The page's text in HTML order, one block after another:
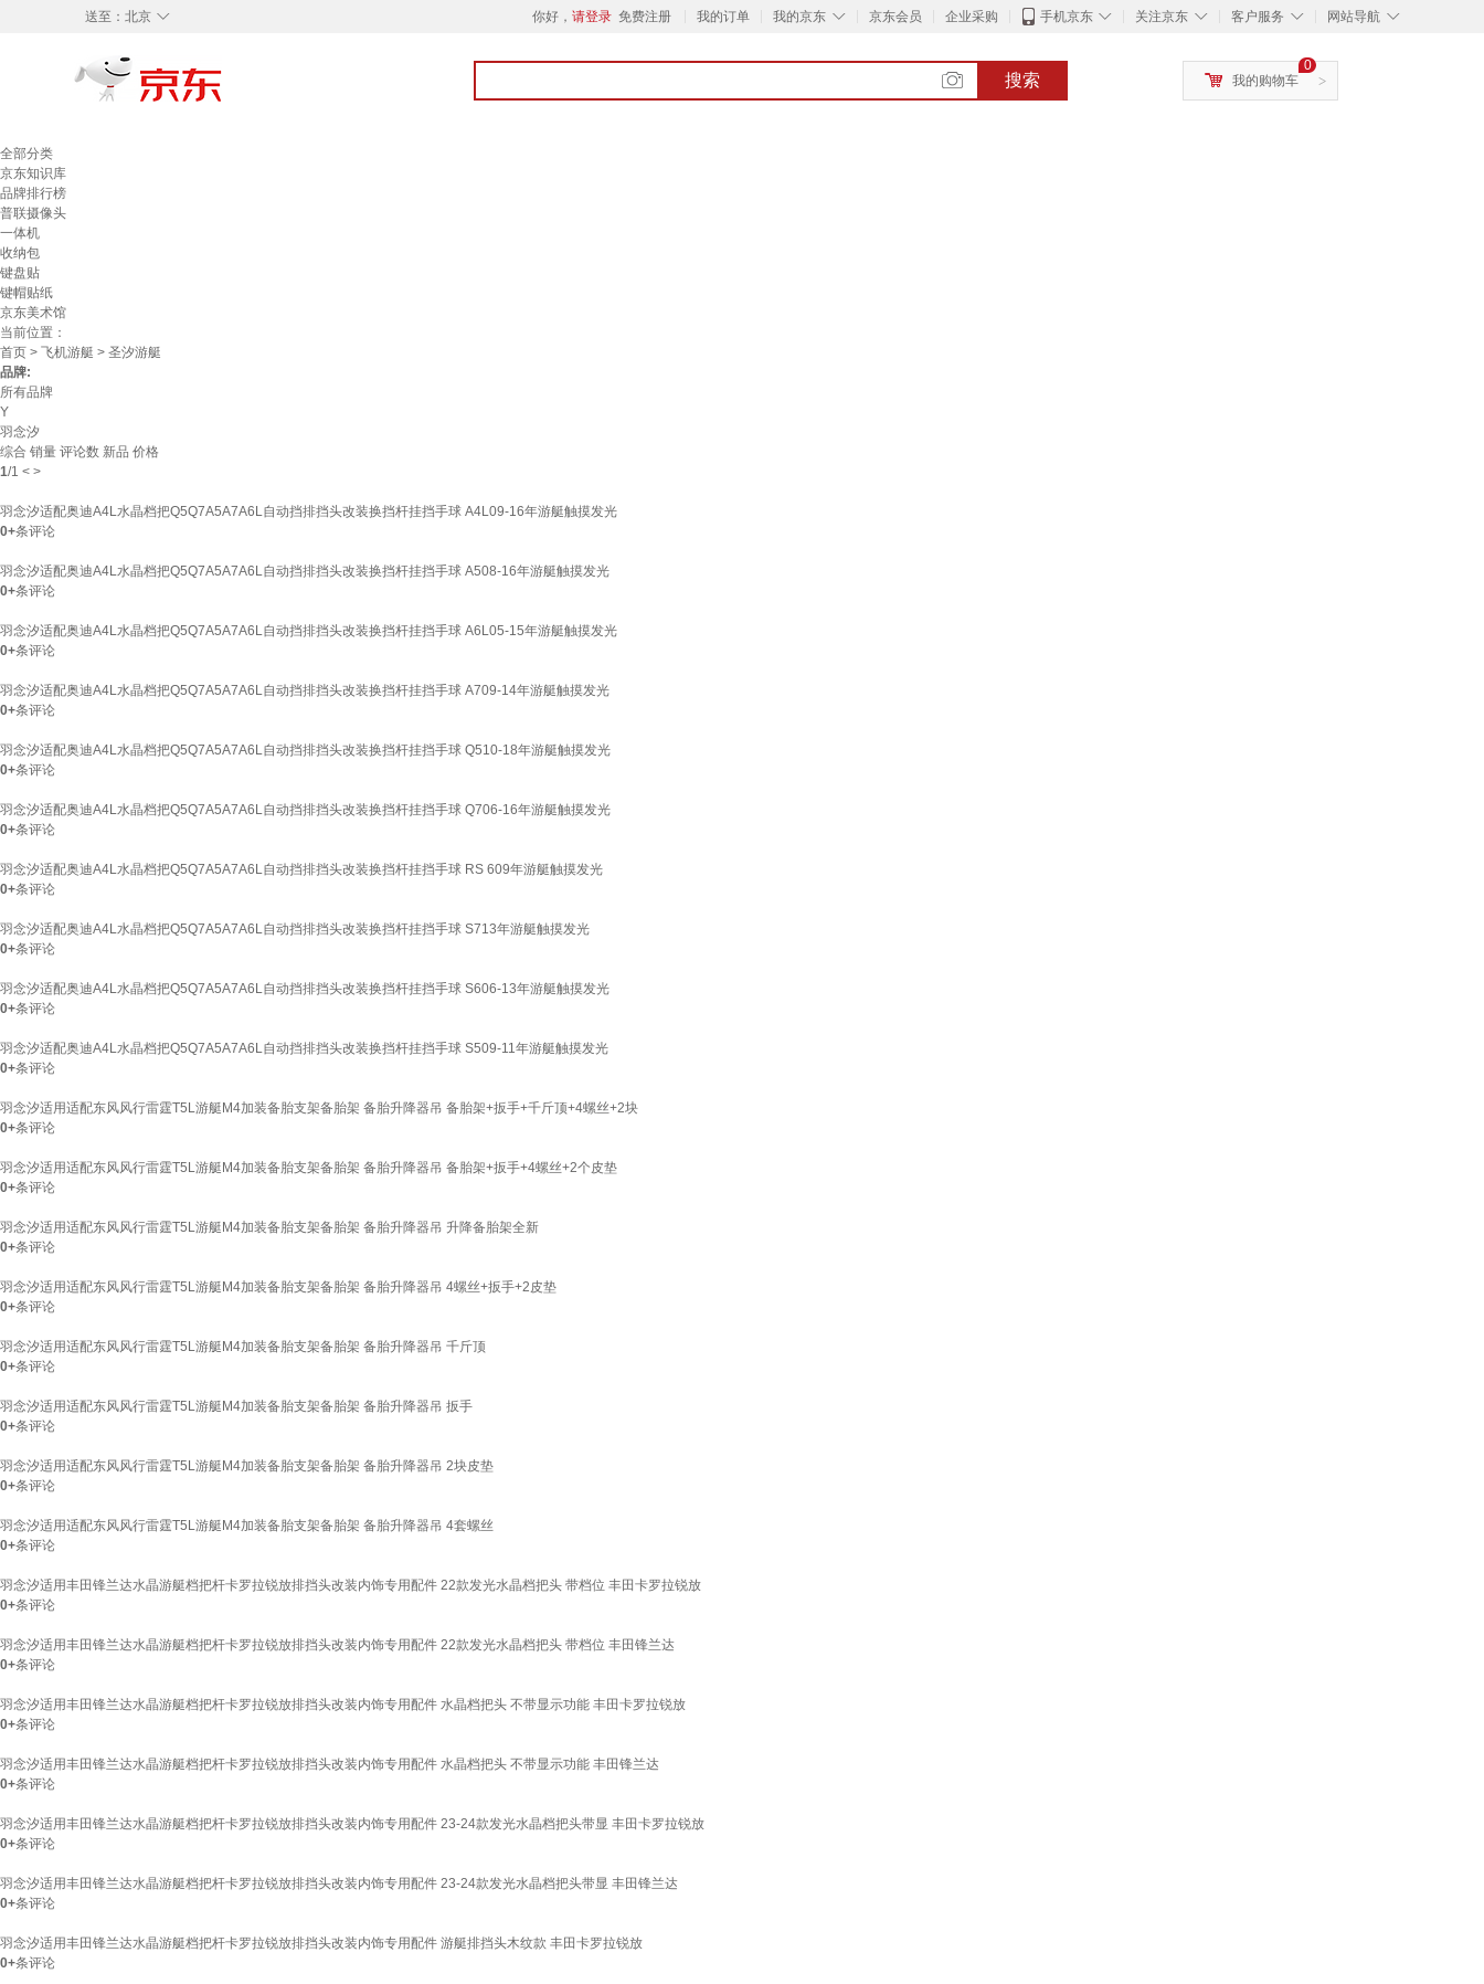
◇
送至： 北京 你好， 请登录 免费注册 我的订单 ◇
我的京东 京东会员 企业采购 ◇
手机京东 ◇
关注京东 ◇
客户服务 ◇
网站导航
搜索 >
0
我的购物车
全部分类
京东知识库
品牌排行榜
普联摄像头
一体机
收纳包
键盘贴
键帽贴纸
京东美术馆
当前位置：
首页 > 飞机游艇 > 圣汐游艇
品牌:
所有品牌
Y
羽念汐
综合 销量 评论数 新品 价格
1/1 < >
羽念汐适配奥迪A4L水晶档把Q5Q7A5A7A6L自动挡排挡头改装换挡杆挂挡手球 A4L09-16年游艇触摸发光
0+条评论
羽念汐适配奥迪A4L水晶档把Q5Q7A5A7A6L自动挡排挡头改装换挡杆挂挡手球 A508-16年游艇触摸发光
0+条评论
羽念汐适配奥迪A4L水晶档把Q5Q7A5A7A6L自动挡排挡头改装换挡杆挂挡手球 A6L05-15年游艇触摸发光
0+条评论
羽念汐适配奥迪A4L水晶档把Q5Q7A5A7A6L自动挡排挡头改装换挡杆挂挡手球 A709-14年游艇触摸发光
0+条评论
羽念汐适配奥迪A4L水晶档把Q5Q7A5A7A6L自动挡排挡头改装换挡杆挂挡手球 Q510-18年游艇触摸发光
0+条评论
羽念汐适配奥迪A4L水晶档把Q5Q7A5A7A6L自动挡排挡头改装换挡杆挂挡手球 Q706-16年游艇触摸发光
0+条评论
羽念汐适配奥迪A4L水晶档把Q5Q7A5A7A6L自动挡排挡头改装换挡杆挂挡手球 RS 609年游艇触摸发光
0+条评论
羽念汐适配奥迪A4L水晶档把Q5Q7A5A7A6L自动挡排挡头改装换挡杆挂挡手球 S713年游艇触摸发光
0+条评论
羽念汐适配奥迪A4L水晶档把Q5Q7A5A7A6L自动挡排挡头改装换挡杆挂挡手球 S606-13年游艇触摸发光
0+条评论
羽念汐适配奥迪A4L水晶档把Q5Q7A5A7A6L自动挡排挡头改装换挡杆挂挡手球 S509-11年游艇触摸发光
0+条评论
羽念汐适用适配东风风行雷霆T5L游艇M4加装备胎支架备胎架 备胎升降器吊 备胎架+扳手+千斤顶+4螺丝+2块
0+条评论
羽念汐适用适配东风风行雷霆T5L游艇M4加装备胎支架备胎架 备胎升降器吊 备胎架+扳手+4螺丝+2个皮垫
0+条评论
羽念汐适用适配东风风行雷霆T5L游艇M4加装备胎支架备胎架 备胎升降器吊 升降备胎架全新
0+条评论
羽念汐适用适配东风风行雷霆T5L游艇M4加装备胎支架备胎架 备胎升降器吊 4螺丝+扳手+2皮垫
0+条评论
羽念汐适用适配东风风行雷霆T5L游艇M4加装备胎支架备胎架 备胎升降器吊 千斤顶
0+条评论
羽念汐适用适配东风风行雷霆T5L游艇M4加装备胎支架备胎架 备胎升降器吊 扳手
0+条评论
羽念汐适用适配东风风行雷霆T5L游艇M4加装备胎支架备胎架 备胎升降器吊 2块皮垫
0+条评论
羽念汐适用适配东风风行雷霆T5L游艇M4加装备胎支架备胎架 备胎升降器吊 4套螺丝
0+条评论
羽念汐适用丰田锋兰达水晶游艇档把杆卡罗拉锐放排挡头改装内饰专用配件 22款发光水晶档把头 带档位 丰田卡罗拉锐放
0+条评论
羽念汐适用丰田锋兰达水晶游艇档把杆卡罗拉锐放排挡头改装内饰专用配件 22款发光水晶档把头 带档位 丰田锋兰达
0+条评论
羽念汐适用丰田锋兰达水晶游艇档把杆卡罗拉锐放排挡头改装内饰专用配件 水晶档把头 不带显示功能 丰田卡罗拉锐放
0+条评论
羽念汐适用丰田锋兰达水晶游艇档把杆卡罗拉锐放排挡头改装内饰专用配件 水晶档把头 不带显示功能 丰田锋兰达
0+条评论
羽念汐适用丰田锋兰达水晶游艇档把杆卡罗拉锐放排挡头改装内饰专用配件 23-24款发光水晶档把头带显 丰田卡罗拉锐放
0+条评论
羽念汐适用丰田锋兰达水晶游艇档把杆卡罗拉锐放排挡头改装内饰专用配件 23-24款发光水晶档把头带显 丰田锋兰达
0+条评论
羽念汐适用丰田锋兰达水晶游艇档把杆卡罗拉锐放排挡头改装内饰专用配件 游艇排挡头木纹款 丰田卡罗拉锐放
0+条评论